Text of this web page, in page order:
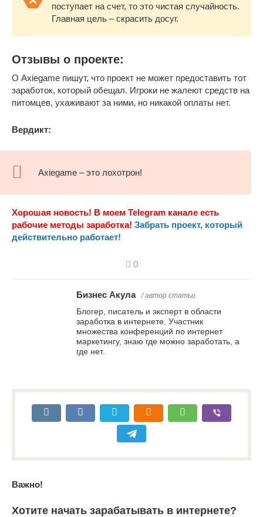
поступает на счет, то это чистая случайность.
Главная цель – скрасить досуг.
Отзывы о проекте:
О Axiegame пишут, что проект не может предоставить тот
заработок, который обещал. Игроки не жалеют средств на
питомцев, ухаживают за ними, но никакой оплаты нет.
Вердикт:
Axiegame – это лохотрон!
Хорошая новость! В моем Telegram канале есть
рабочие методы заработка! Забрать проект, который
действительно работает!
0
Бизнес Акула / автор статьи
Блогер, писатель и эксперт в области
заработка в интернете. Участник
множества конференций по интернет
маркетингу, знаю где можно заработать, а
где нет.
Важно!
Хотите начать зарабатывать в интернете?